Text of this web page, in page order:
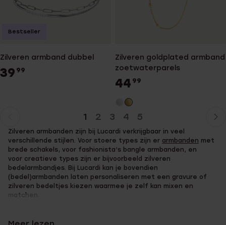
Zilveren armband dubbel
39 99
Bestseller
Zilveren goldplated armband
zoetwaterparels
44 99
pagina
1 2 3 4 5
naar
pagina
Zilveren armbanden zijn bij Lucardi verkrijgbaar in veel
verschillende stijlen. Voor stoere types zijn er armbanden met
brede schakels, voor fashionista’s bangle armbanden, en
voor creatieve types zijn er bijvoorbeeld zilveren
bedelarmbandjes. Bij Lucardi kan je bovendien
(bedel)armbanden laten personaliseren met een gravure of
zilveren bedeltjes kiezen waarmee je zelf kan mixen en
matchen.